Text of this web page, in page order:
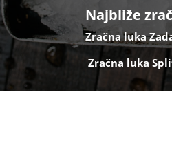
Najbliže
Zračna luka
Zračna luka